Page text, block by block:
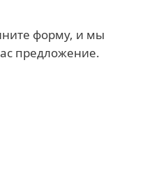
форму, и мы
предложение.